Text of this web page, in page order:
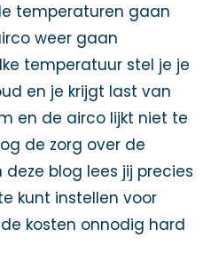
temperaturen gaan
weer gaan
temperatuur stel je je
en je krijgt last van
en de airco lijkt niet te
de zorg over de
blog lees jij precies
kunt instellen voor
kosten onnodig hard